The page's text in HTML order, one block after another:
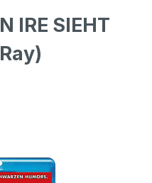
IRE SIEHT